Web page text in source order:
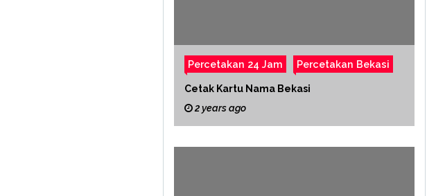
Percetakan 24 Jam Percetakan Bekasi
Cetak Kartu Nama Bekasi
2 years ago